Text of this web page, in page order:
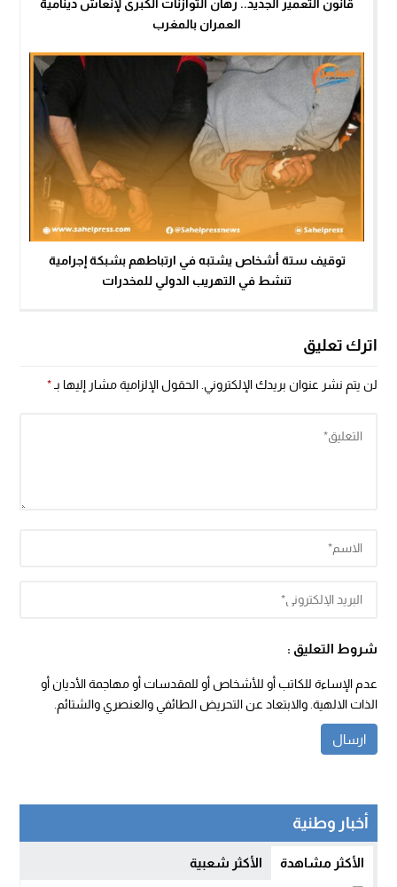
قانون التعمير الجديد.. رهان التوازنات الكبرى لإنعاش دينامية
العمران بالمغرب
توقيف ستة أشخاص يشتبه في ارتباطهم بشبكة إجرامية
تنشط في التهريب الدولي للمخدرات
اترك تعليق
لن يتم نشر عنوان بريدك الإلكتروني. الحقول الإلزامية مشار إليها بـ*
شروط التعليق :
عدم الإساءة للكاتب أو للأشخاص أو للمقدسات أو مهاجمة الأديان أو
الذات الالهية. والابتعاد عن التحريض الطائفي والعنصري والشتائم.
أخبار وطنية
الأكثر مشاهدة الأكثر شعبية